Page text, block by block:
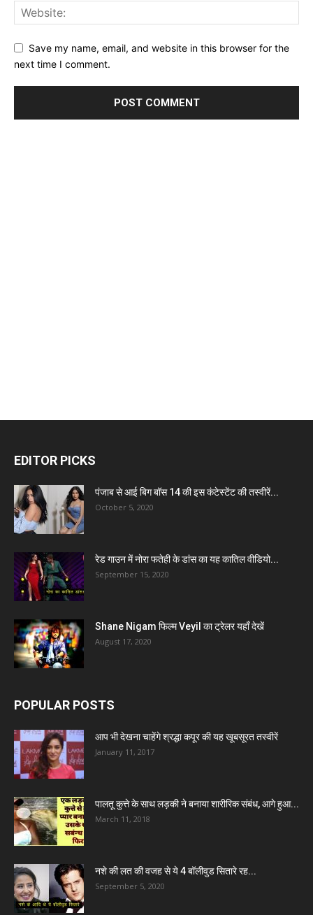
Save my name, email, and website in this browser for the
next time I comment.
EDITOR PICKS
पंजाब से आई बिग बॉस 14 की इस कंटेस्टेंट की तस्वीरें...
October 5, 2020
रेड गाउन में नोरा फतेही के डांस का यह कातिल वीडियो...
September 15, 2020
Shane Nigam फिल्म Veyil का ट्रेलर यहाँ देखें
August 17, 2020
POPULAR POSTS
आप भी देखना चाहेंगे श्रद्धा कपूर की यह खूबसूरत तस्वीरें
January 11, 2017
पालतू कुत्ते के साथ लड़की ने बनाया शारीरिक संबंध, आगे हुआ...
March 11, 2018
नशे की लत की वजह से ये 4 बॉलीवुड सितारे रह...
September 5, 2020